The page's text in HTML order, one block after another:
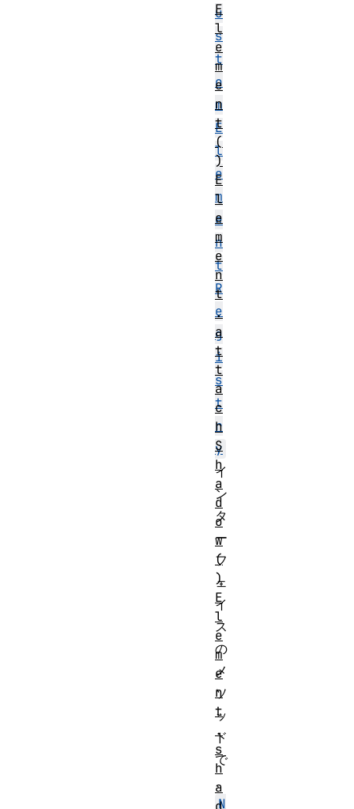
u
s
t
o
m
E
l
e
m
e
n
t
R
e
g
i
s
t
r
y
イ
ン
タ
ー
フ
ェ
イ
ス
の
メ
ソ
ッ
ド
で
、
N
E
l
e
m
e
n
t
(
)
E
l
e
m
e
n
t
.
a
t
t
a
c
h
S
h
a
d
o
w
(
)
E
l
e
m
e
n
t
.
s
h
a